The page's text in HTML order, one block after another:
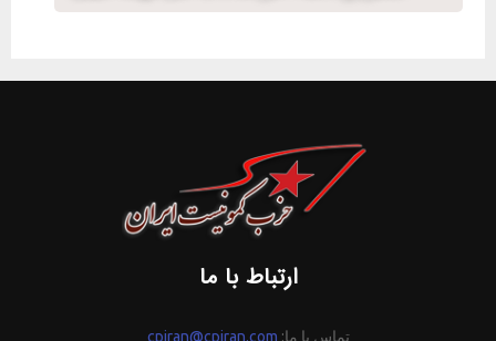
ارتباط با ما
تماس با ما: cpiran@cpiran.com